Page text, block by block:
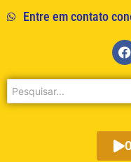
Entre em contato